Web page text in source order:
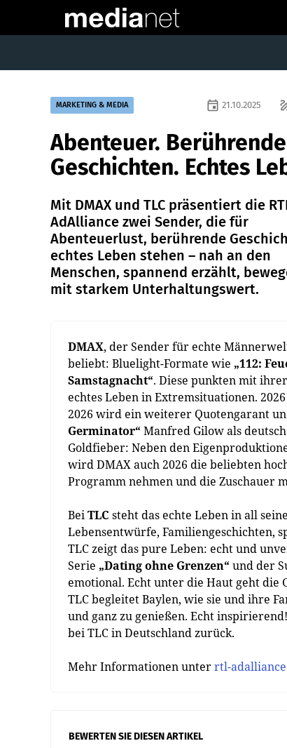
MARKETING & MEDIA event 21.10.2025
Abenteuer. Berührende
Geschichten. Echtes
Mit DMAX und TLC präsentiert die
AdAlliance zwei Sender, die für
Abenteuerlust, berührende
echtes Leben stehen – nah an den
Menschen, spannend erzählt,
mit starkem Unterhaltungswert.
DMAX, der Sender für echte
beliebt: Bluelight-Formate wie „112:
Samstagnacht“. Diese punkten mit
echtes Leben in Extremsituationen.
2026 wird ein weiterer Quotengarant
Germinator“ Manfred Gilow als
Goldfieber: Neben den
wird DMAX auch 2026 die beliebten
Programm nehmen und die Zuschauer
BeiTLC steht das echte Leben in all
Lebensentwürfe, Familiengeschichten,
TLC zeigt das pure Leben: echt und
Serie „Dating ohne Grenzen“ und der
emotional. Echt unter die Haut geht die
TLC begleitet Baylen, wie sie und ihre
und ganz zu genießen. Echt
bei TLC in Deutschland zurück.
Mehr Informationen unterrtl-
BEWERTEN SIE DIESEN ARTIKEL